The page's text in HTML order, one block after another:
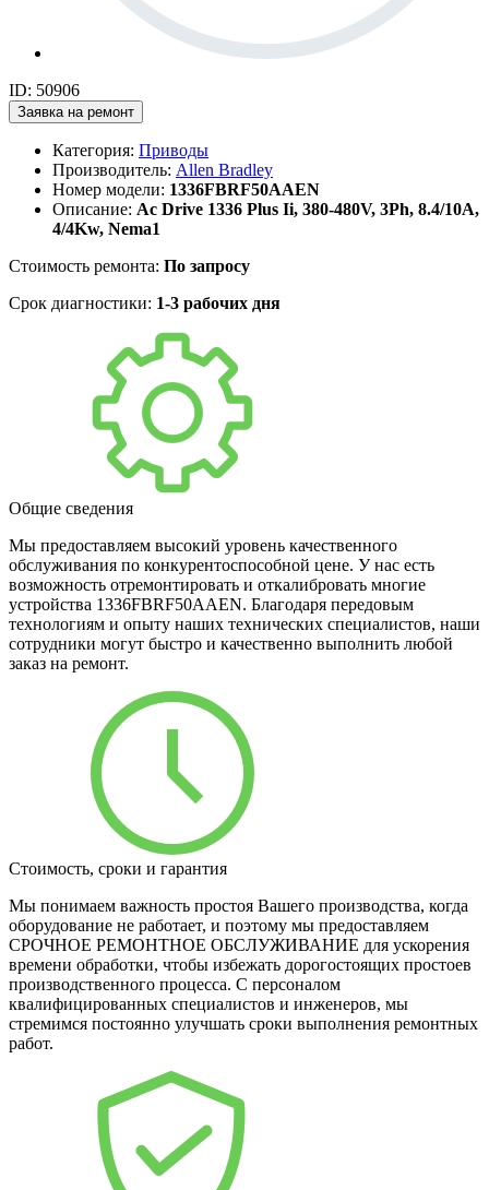
ID: 50906
Заявка на ремонт
Категория: Приводы
Производитель: Allen Bradley
Номер модели: 1336FBRF50AAEN
Описание: Ac Drive 1336 Plus Ii, 380-480V, 3Ph, 8.4/10A,
4/4Kw, Nema1
Стоимость ремонта: По запросу
Срок диагностики: 1-3 рабочих дня
Общие сведения
Мы предоставляем высокий уровень качественного
обслуживания по конкурентоспособной цене. У нас есть
возможность отремонтировать и откалибровать многие
устройства 1336FBRF50AAEN. Благодаря передовым
технологиям и опыту наших технических специалистов, наши
сотрудники могут быстро и качественно выполнить любой
заказ на ремонт.
Стоимость, сроки и гарантия
Мы понимаем важность простоя Вашего производства, когда
оборудование не работает, и поэтому мы предоставляем
СРОЧНОЕ РЕМОНТНОЕ ОБСЛУЖИВАНИЕ для ускорения
времени обработки, чтобы избежать дорогостоящих простоев
производственного процесса. С персоналом
квалифицированных специалистов и инженеров, мы
стремимся постоянно улучшать сроки выполнения ремонтных
работ.